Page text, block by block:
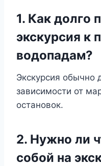
1. Как долго
экскурсия к
водопадам?
Экскурсия обычно
зависимости от
остановок.
2. Нужно ли
собой на